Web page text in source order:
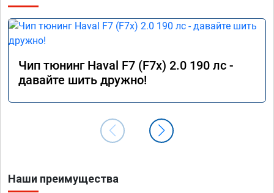
Чип тюнинг Haval F7 (F7x) 2.0 190 лс -
давайте шить дружно!
Наши преимущества